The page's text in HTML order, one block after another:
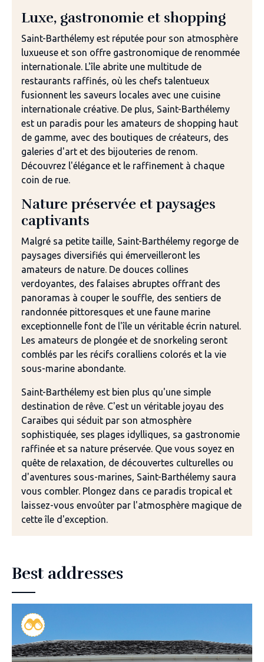
Luxe, gastronomie et shopping
Saint-Barthélemy est réputée pour son atmosphère
luxueuse et son offre gastronomique de renommée
internationale. L'île abrite une multitude de
restaurants raffinés, où les chefs talentueux
fusionnent les saveurs locales avec une cuisine
internationale créative. De plus, Saint-Barthélemy
est un paradis pour les amateurs de shopping haut
de gamme, avec des boutiques de créateurs, des
galeries d'art et des bijouteries de renom.
Découvrez l'élégance et le raffinement à chaque
coin de rue.
Nature préservée et paysages
captivants
Malgré sa petite taille, Saint-Barthélemy regorge de
paysages diversifiés qui émerveilleront les
amateurs de nature. De douces collines
verdoyantes, des falaises abruptes offrant des
panoramas à couper le souffle, des sentiers de
randonnée pittoresques et une faune marine
exceptionnelle font de l'île un véritable écrin naturel.
Les amateurs de plongée et de snorkeling seront
comblés par les récifs coralliens colorés et la vie
sous-marine abondante.
Saint-Barthélemy est bien plus qu'une simple
destination de rêve. C'est un véritable joyau des
Caraïbes qui séduit par son atmosphère
sophistiquée, ses plages idylliques, sa gastronomie
raffinée et sa nature préservée. Que vous soyez en
quête de relaxation, de découvertes culturelles ou
d'aventures sous-marines, Saint-Barthélemy saura
vous combler. Plongez dans ce paradis tropical et
laissez-vous envoûter par l'atmosphère magique de
cette île d'exception.
Best addresses